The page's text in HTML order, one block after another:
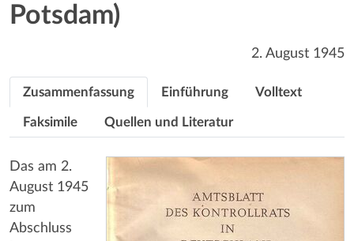
Potsdam)
2. August 1945
Zusammenfassung Einführung Volltext
Faksimile Quellen und Literatur
Das am 2.
August 1945
zum
Abschluss